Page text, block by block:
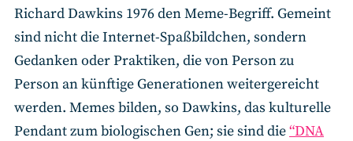
Richard Dawkins 1976 den Meme-Begriff. Gemeint
sind nicht die Internet-Spaßbildchen, sondern
Gedanken oder Praktiken, die von Person zu
Person an künftige Generationen weitergereicht
werden. Memes bilden, so Dawkins, das kulturelle
Pendant zum biologischen Gen; sie sind die“DNA